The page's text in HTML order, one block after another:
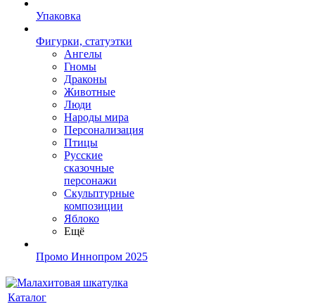
Упаковка
Фигурки, статуэтки
Ангелы
Гномы
Драконы
Животные
Люди
Народы мира
Персонализация
Птицы
Русские
сказочные
персонажи
Скульптурные
композиции
Яблоко
Ещё
Промо Иннопром 2025
Каталог